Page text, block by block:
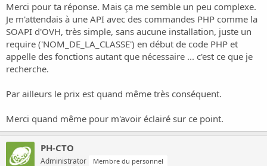
Merci pour ta réponse. Mais ça me semble un peu complexe.
Je m'attendais à une API avec des commandes PHP comme la
SOAPI d'OVH, très simple, sans aucune installation, juste un
require ('NOM_DE_LA_CLASSE') en début de code PHP et
appelle des fonctions autant que nécessaire ... c'est ce que je
recherche.
Par ailleurs le prix est quand même très conséquent.
Merci quand même pour m'avoir éclairé sur ce point.
PH-CTO
Administrator Membre du personnel